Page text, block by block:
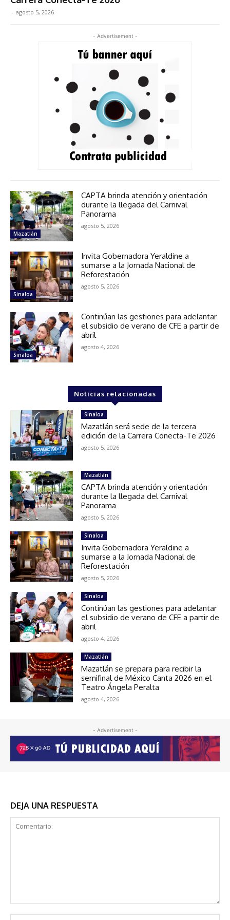
- agosto 5, 2026
- Advertisement -
Mazatlán
CAPTA brinda atención y orientación
durante la llegada del Carnival
Panorama
agosto 5, 2026
Sinaloa
Invita Gobernadora Yeraldine a
sumarse a la Jornada Nacional de
Reforestación
agosto 5, 2026
Sinaloa
Continúan las gestiones para adelantar
el subsidio de verano de CFE a partir de
abril
agosto 4, 2026
Noticias relacionadas
Sinaloa
Mazatlán será sede de la tercera
edición de la Carrera Conecta-Te 2026
agosto 5, 2026
Mazatlán
CAPTA brinda atención y orientación
durante la llegada del Carnival
Panorama
agosto 5, 2026
Sinaloa
Invita Gobernadora Yeraldine a
sumarse a la Jornada Nacional de
Reforestación
agosto 5, 2026
Sinaloa
Continúan las gestiones para adelantar
el subsidio de verano de CFE a partir de
abril
agosto 4, 2026
Mazatlán
Mazatlán se prepara para recibir la
semifinal de México Canta 2026 en el
Teatro Ángela Peralta
agosto 4, 2026
- Advertisement -
DEJA UNA RESPUESTA